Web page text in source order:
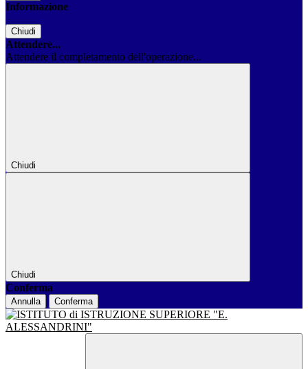
Informazione
Chiudi
Attendere...
Attendere il completamento dell'operazione...
Chiudi
Chiudi
Conferma
Annulla Conferma